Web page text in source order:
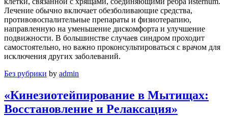
Лечение обычно включает обезболивающие средства,
противовоспалительные препараты и физиотерапию,
направленную на уменьшение дискомфорта и улучшение
подвижности. В большинстве случаев синдром проходит
самостоятельно, но важно проконсультироваться с врачом для
исключения других заболеваний.
Без рубрики by admin
«Кинезиотейпирование в Мытищах:
Восстановление и Релаксация»